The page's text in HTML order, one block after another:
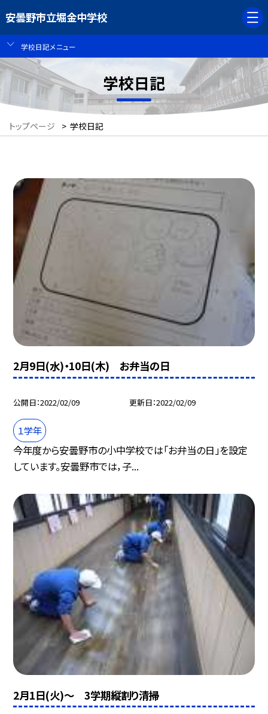
安曇野市立堀金中学校
学校日記メニュー
学校日記
トップページ > 学校日記
2月9日(水)・10日(木) お弁当の日
公開日 2022/02/09 更新日 2022/02/09
１学年
今年度から安曇野市の小中学校では「お弁当の日」を設定
しています。安曇野市では，子...
2月1日(火)〜 3学期縦割り清掃